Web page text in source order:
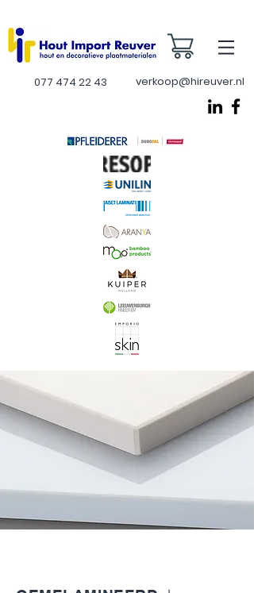
077 474 22 43 verkoop@hireuver.nl